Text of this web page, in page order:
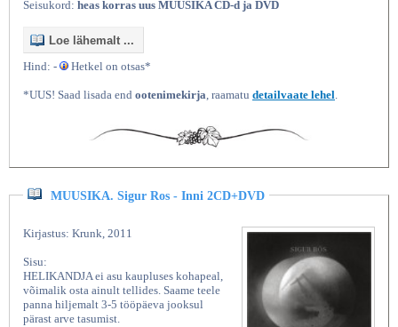
Seisukord: heas korras uus MUUSIKA CD-d ja DVD
Loe lähemalt ...
Hind: -
Hetkel on otsas*
*UUS! Saad lisada end ootenimekirja , raamatu detailvaate lehel
MUUSIKA. Sigur Ros - Inni 2CD+DVD
Kirjastus: Krunk, 2011
Sisu:
HELIKANDJA ei asu kaupluses kohapeal,
võimalik osta ainult tellides. Saame teele
panna hiljemalt 3-5 tööpäeva jooksul
pärast arve tasumist.